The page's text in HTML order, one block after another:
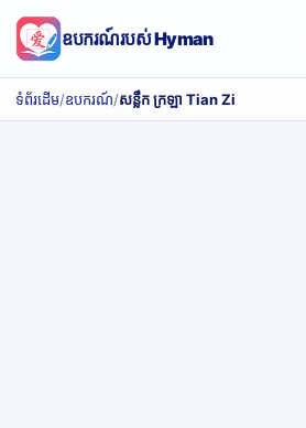
ឧបករណ៍របស់ Hyman
ទំព័រដើម/ឧបករណ៍/សន្លឹក ក្រឡា Tian Zi